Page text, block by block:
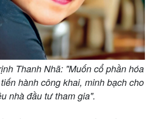
Thanh Nhã: "Muốn cổ phần hóa
hành công khai, minh bạch cho
nhà đầu tư tham gia".